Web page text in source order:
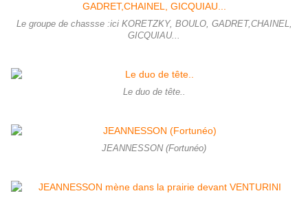
Le groupe de chassse :ici KORETZKY, BOULO, GADRET,CHAINEL,
GICQUIAU...
Le duo de tête..
JEANNESSON (Fortunéo)